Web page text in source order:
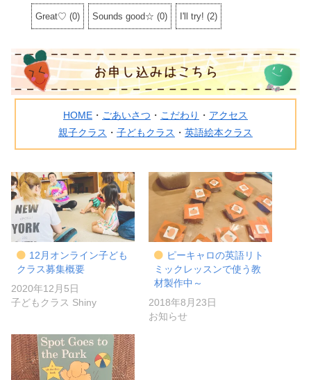
Great♡ (0) Sounds good☆ (0) I'll try! (2)
HOME ・ ごあいさつ ・ こだわり ・ アクセス
親子クラス ・ 子どもクラス ・ 英語絵本クラス
12月オンライン子ども
クラス募集概要
2020年12月5日
子どもクラス Shiny
ピーキャロの英語リト
ミックレッスンで使う教
材製作中～
2018年8月23日
お知らせ